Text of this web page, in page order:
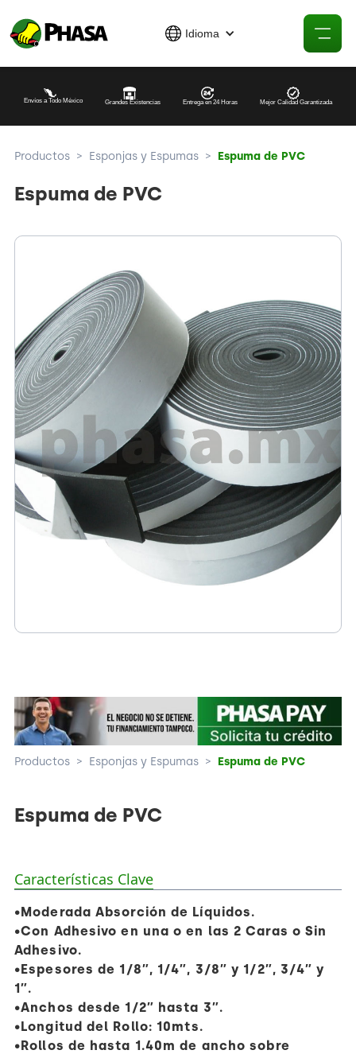
Idioma
Envíos a Todo México Grandes Existencias Entrega en 24 Horas Mejor Calidad Garantizada
Productos > Esponjas y Espumas > Espuma de PVC
Espuma de PVC
Productos > Esponjas y Espumas > Espuma de PVC
Espuma de PVC
Características Clave
•Moderada Absorción de Líquidos.
•Con Adhesivo en una o en las 2 Caras o Sin
Adhesivo.
•Espesores de 1/8″, 1/4″, 3/8″ y 1/2″, 3/4″ y
1″.
•Anchos desde 1/2″ hasta 3″.
•Longitud del Rollo: 10mts.
•Rollos de hasta 1.40m de ancho sobre